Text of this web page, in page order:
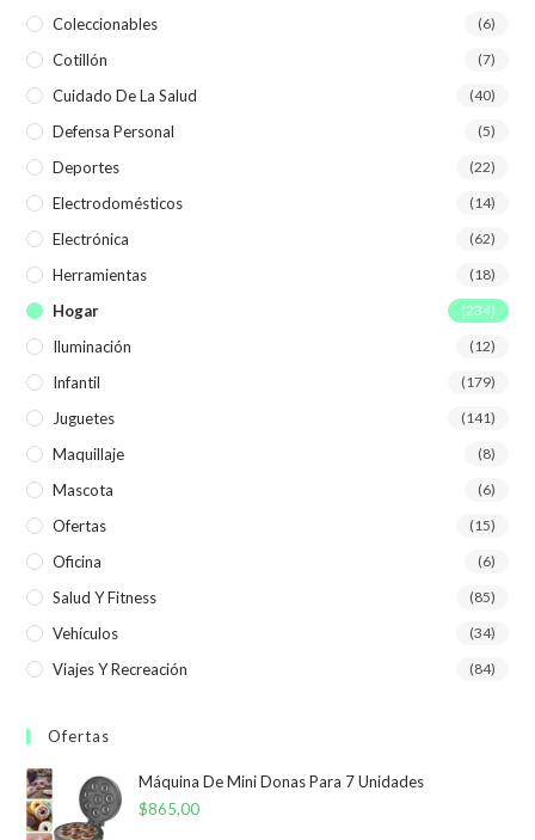
Coleccionables (6)
Cotillón (7)
Cuidado De La Salud (40)
Defensa Personal (5)
Deportes (22)
Electrodomésticos (14)
Electrónica (62)
Herramientas (18)
Hogar (234)
Iluminación (12)
Infantil (179)
Juguetes (141)
Maquillaje (8)
Mascota (6)
Ofertas (15)
Oficina (6)
Salud Y Fitness (85)
Vehículos (34)
Viajes Y Recreación (84)
Ofertas
Máquina De Mini Donas Para 7 Unidades
$865,00